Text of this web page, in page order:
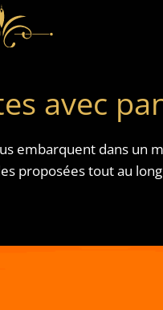
avec
embarquent dans un
proposées tout au long